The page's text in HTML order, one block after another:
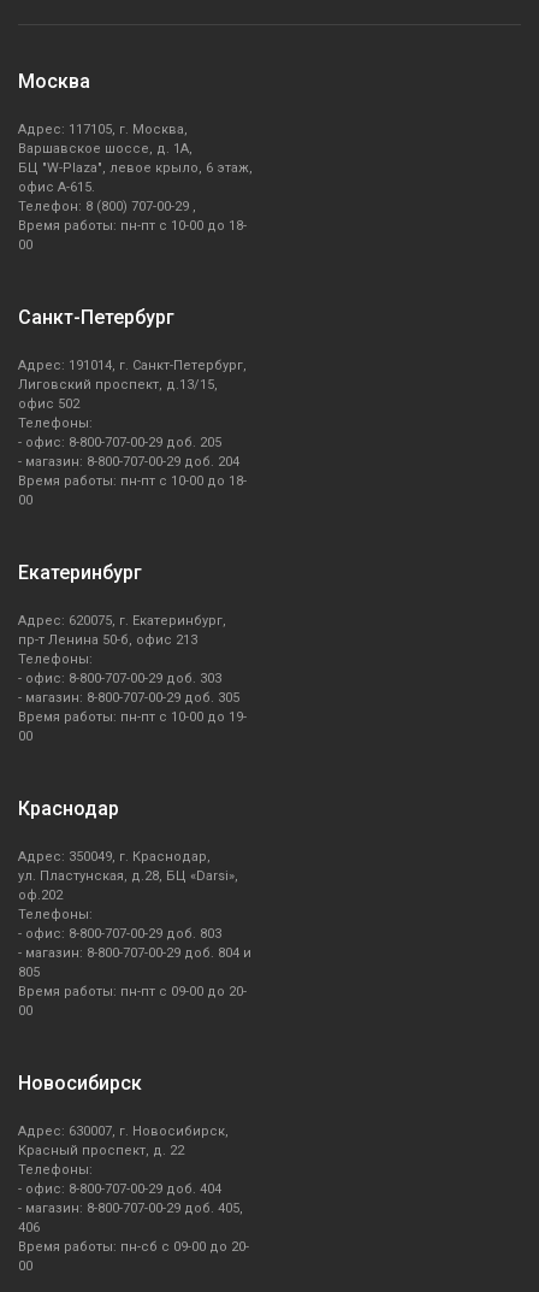
Москва
Адрес: 117105, г. Москва,
Варшавское шоссе, д. 1А,
БЦ "W-Plaza", левое крыло, 6 этаж,
офис А-615.
Телефон: 8 (800) 707-00-29 ,
Время работы: пн-пт с 10-00 до 18-
00
Санкт-Петербург
Адрес: 191014, г. Санкт-Петербург,
Лиговский проспект, д.13/15,
офис 502
Телефоны:
- офис: 8-800-707-00-29 доб. 205
- магазин: 8-800-707-00-29 доб. 204
Время работы: пн-пт с 10-00 до 18-
00
Екатеринбург
Адрес: 620075, г. Екатеринбург,
пр-т Ленина 50-б, офис 213
Телефоны:
- офис: 8-800-707-00-29 доб. 303
- магазин: 8-800-707-00-29 доб. 305
Время работы: пн-пт с 10-00 до 19-
00
Краснодар
Адрес: 350049, г. Краснодар,
ул. Пластунская, д.28, БЦ «Darsi»,
оф.202
Телефоны:
- офис: 8-800-707-00-29 доб. 803
- магазин: 8-800-707-00-29 доб. 804 и
805
Время работы: пн-пт с 09-00 до 20-
00
Новосибирск
Адрес: 630007, г. Новосибирск,
Красный проспект, д. 22
Телефоны:
- офис: 8-800-707-00-29 доб. 404
- магазин: 8-800-707-00-29 доб. 405,
406
Время работы: пн-сб с 09-00 до 20-
00